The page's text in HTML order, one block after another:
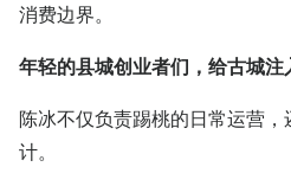
消费边界。
年轻的县城创业者们，给古城注
陈冰不仅负责踢桃的日常运营
计。